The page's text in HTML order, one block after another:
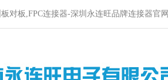
对板,FPC连接器-深圳永连旺品牌连接器官网